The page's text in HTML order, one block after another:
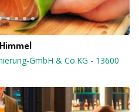
GmbH & Co.KG - 13600